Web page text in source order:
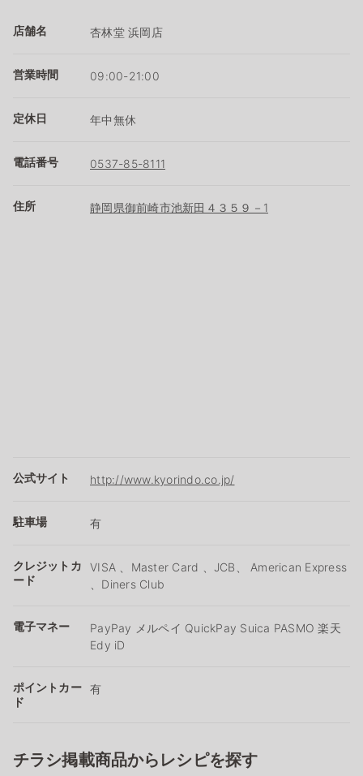
店舗名 杏林堂 浜岡店
営業時間 09:00-21:00
定休日 年中無休
電話番号 0537-85-8111
住所 静岡県御前崎市池新田４３５９－1
公式サイト http://www.kyorindo.co.jp/
駐車場 有
クレジットカ
ード
VISA 、Master Card 、JCB、 American Express
、Diners Club
電子マネー
PayPay メルペイ QuickPay Suica PASMO 楽天
Edy iD
ポイントカー
ド
有
チラシ掲載商品からレシピを探す